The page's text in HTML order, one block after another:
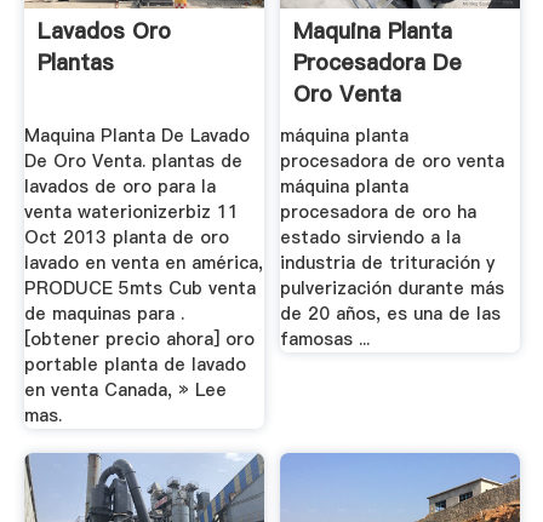
Lavados Oro
Plantas
Maquina Planta De Lavado
De Oro Venta. plantas de
lavados de oro para la
venta waterionizerbiz 11
Oct 2013 planta de oro
lavado en venta en américa,
PRODUCE 5mts Cub venta
de maquinas para .
[obtener precio ahora] oro
portable planta de lavado
en venta Canada, » Lee
mas.
Maquina Planta
Procesadora De
Oro Venta
máquina planta
procesadora de oro venta
máquina planta
procesadora de oro ha
estado sirviendo a la
industria de trituración y
pulverización durante más
de 20 años, es una de las
famosas ...